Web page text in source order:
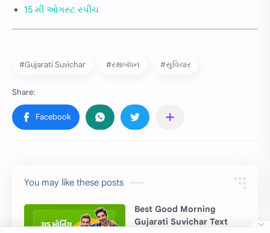
15 મી ઓગસ્ટ સ્પીચ
#Gujarati Suvichar #રક્ષાબંધન #સુવિચાર
You may like these posts
Best Good Morning
Gujarati Suvichar Text